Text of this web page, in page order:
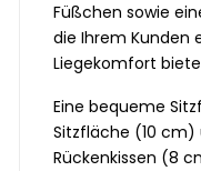
Füßchen sowie
die Ihrem Kunden
Liegekomfort
Eine bequeme
Sitzfläche (10
Rückenkissen (8